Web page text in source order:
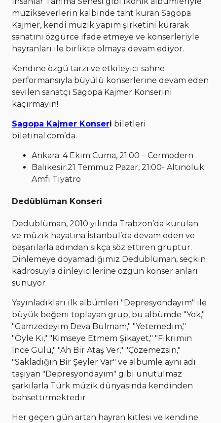
müzikseverlerin kalbinde taht kuran Sagopa
Kajmer, kendi müzik yapım şirketini kurarak
sanatını özgürce ifade etmeye ve konserleriyle
hayranları ile birlikte olmaya devam ediyor.
Kendine özgü tarzı ve etkileyici sahne
performansıyla büyülü konserlerine devam eden
sevilen sanatçı Sagopa Kajmer Konserini
kaçırmayın!
Sagopa Kajmer Konseri biletleri
biletinal.com’da.
Ankara: 4 Ekim Cuma, 21:00 – Cermodern
Balıkesir:21 Temmuz Pazar, 21:00- Altınoluk
Amfi Tiyatro
Dedüblüman Konseri
Dedublüman, 2010 yılında Trabzon’da kurulan
ve müzik hayatına İstanbul’da devam eden ve
başarılarla adından sıkça söz ettiren gruptur.
Dinlemeye doyamadığımız Dedublüman, seçkin
kadrosuyla dinleyicilerine özgün konser anları
sunuyor.
Yayınladıkları ilk albümleri "Depresyondayım" ile
büyük beğeni toplayan grup, bu albümde "Yok,"
"Gamzedeyim Deva Bulmam," "Yetemedim,"
"Öyle Ki," "Kimseye Etmem Şikayet," "Fikrimin
İnce Gülü," "Ah Bir Ataş Ver," "Çözemezsin,"
"Sakladığın Bir Şeyler Var" ve albümle aynı adı
taşıyan "Depresyondayım" gibi unutulmaz
şarkılarla Türk müzik dünyasında kendinden
bahsettirmektedir
Her geçen gün artan hayran kitlesi ve kendine